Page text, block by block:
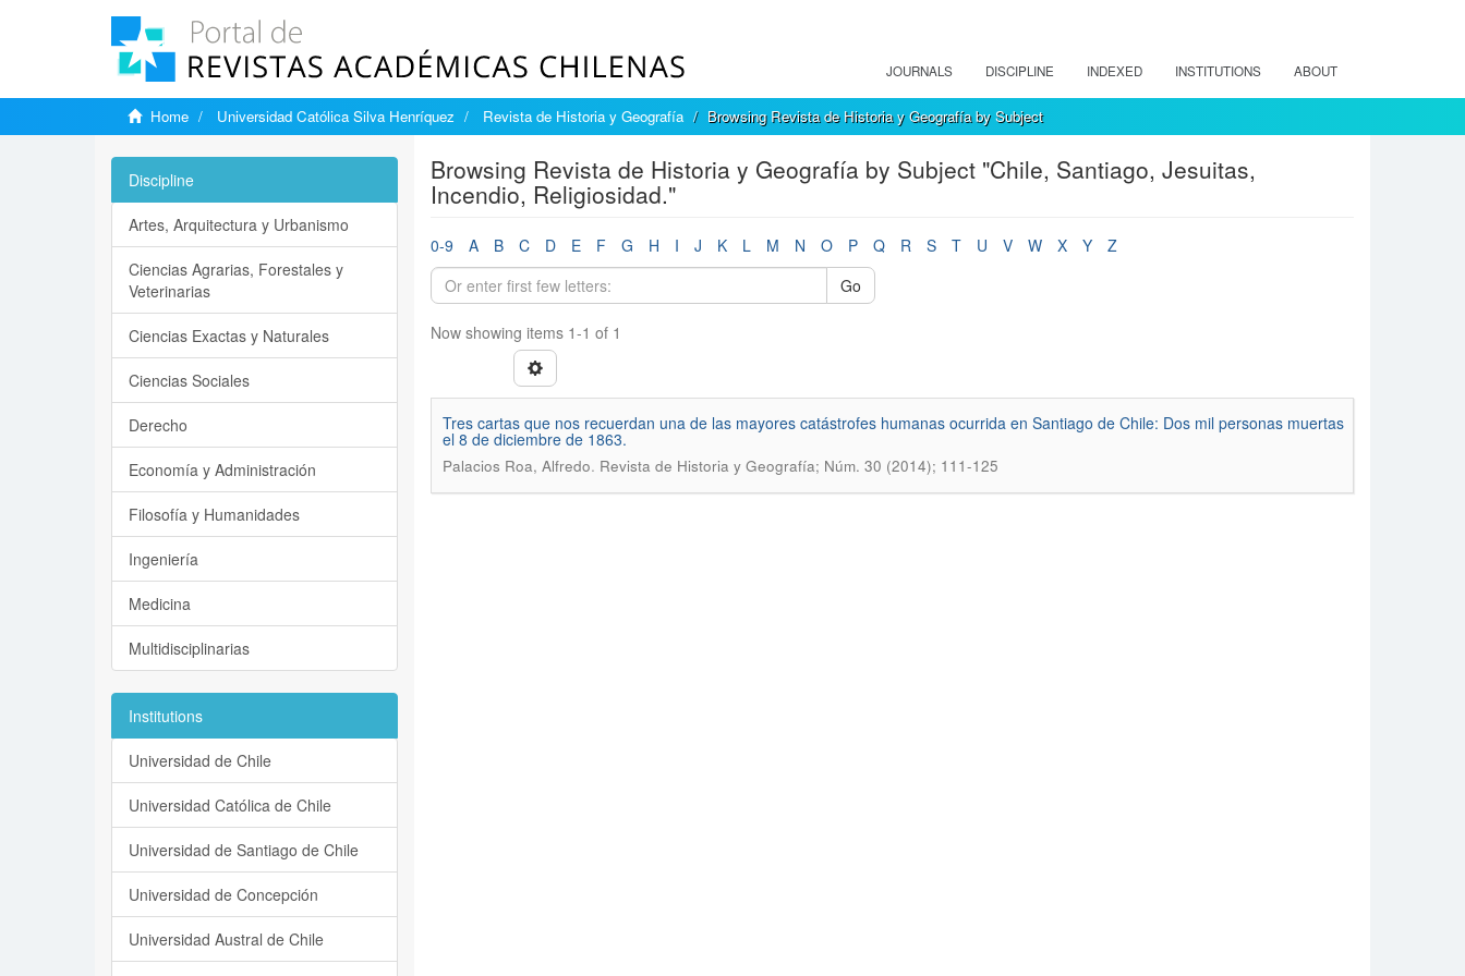
JOURNALS DISCIPLINE INDEXED INSTITUTIONS ABOUT
Home Universidad Católica Silva Henríquez Revista de Historia y Geografía Browsing Revista de Historia y Geografía by Subject
Browsing Revista de Historia y Geografía by Subject "Chile, Santiago, Jesuitas,
Incendio, Religiosidad."
0-9 A B C D E F G H I J K L M N O P Q R S T U V W X Y
Z
Go
Now showing items 1-1 of 1
Tres cartas que nos recuerdan una de las mayores catástrofes humanas ocurrida en Santiago de Chile: Dos mil personas muertas
el 8 de diciembre de 1863.
Palacios Roa, Alfredo. Revista de Historia y Geografía; Núm. 30 (2014); 111-125
Discipline
Artes, Arquitectura y Urbanismo
Ciencias Agrarias, Forestales y
Veterinarias
Ciencias Exactas y Naturales
Ciencias Sociales
Derecho
Economía y Administración
Filosofía y Humanidades
Ingeniería
Medicina
Multidisciplinarias
Institutions
Universidad de Chile
Universidad Católica de Chile
Universidad de Santiago de Chile
Universidad de Concepción
Universidad Austral de Chile